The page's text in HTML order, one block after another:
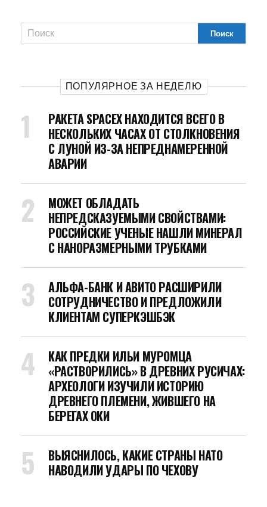
ПОПУЛЯРНОЕ ЗА НЕДЕЛЮ
РАКЕТА SPACEX НАХОДИТСЯ ВСЕГО В
НЕСКОЛЬКИХ ЧАСАХ ОТ СТОЛКНОВЕНИЯ
С ЛУНОЙ ИЗ-ЗА НЕПРЕДНАМЕРЕННОЙ
АВАРИИ
МОЖЕТ ОБЛАДАТЬ
НЕПРЕДСКАЗУЕМЫМИ СВОЙСТВАМИ:
РОССИЙСКИЕ УЧЕНЫЕ НАШЛИ МИНЕРАЛ
С НАНОРАЗМЕРНЫМИ ТРУБКАМИ
АЛЬФА-БАНК И АВИТО РАСШИРИЛИ
СОТРУДНИЧЕСТВО И ПРЕДЛОЖИЛИ
КЛИЕНТАМ СУПЕРКЭШБЭК
КАК ПРЕДКИ ИЛЬИ МУРОМЦА
«РАСТВОРИЛИСЬ» В ДРЕВНИХ РУСИЧАХ:
АРХЕОЛОГИ ИЗУЧИЛИ ИСТОРИЮ
ДРЕВНЕГО ПЛЕМЕНИ, ЖИВШЕГО НА
БЕРЕГАХ ОКИ
ВЫЯСНИЛОСЬ, КАКИЕ СТРАНЫ НАТО
НАВОДИЛИ УДАРЫ ПО ЧЕХОВУ